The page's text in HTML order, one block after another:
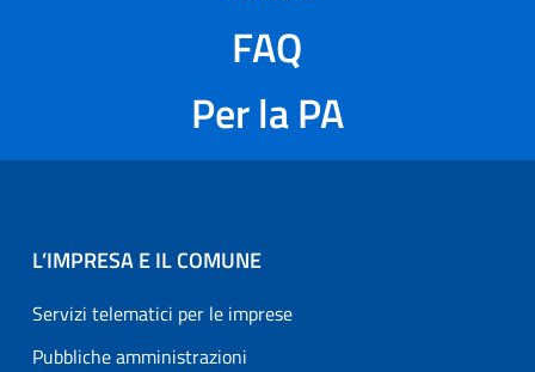
FAQ
Per la PA
L’IMPRESA E IL COMUNE
Servizi telematici per le imprese
Pubbliche amministrazioni